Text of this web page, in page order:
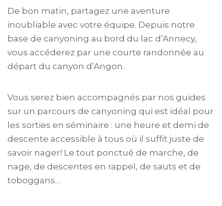
De bon matin, partagez une aventure
inoubliable avec votre équipe. Depuis notre
base de canyoning au bord du lac d’Annecy,
vous accéderez par une courte randonnée au
départ du canyon d’Angon.
Vous serez bien accompagnés par nos guides
sur un parcours de canyoning qui est idéal pour
les sorties en séminaire : une heure et demi de
descente accessible à tous où il suffit juste de
savoir nager! Le tout ponctué de marche, de
nage, de descentes en rappel, de sauts et de
toboggans…